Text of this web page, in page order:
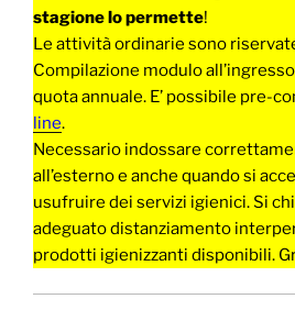
stagione lo permette!
Le attività ordinarie sono
Compilazione modulo
quota annuale. E’ possibile pre-
line.
Necessario indossare
all’esterno e anche quando si
usufruire dei servizi igienici. Si
adeguato distanziamento
prodotti igienizzanti disponibili.